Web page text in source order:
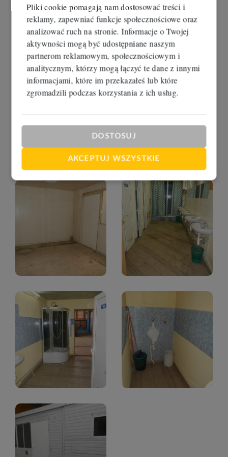
Pliki cookie pomagają nam dostosować treści i
reklamy, zapewniać funkcje społecznościowe oraz
analizować ruch na stronie. Informacje o Twojej
aktywności mogą być udostępniane naszym
partnerom reklamowym, społecznościowym i
analitycznym, którzy mogą łączyć te dane z innymi
informacjami, które im przekazałeś lub które
zgromadzili podczas korzystania z ich usług.
DOSTOSUJ
AKCEPTUJ WSZYSTKIE